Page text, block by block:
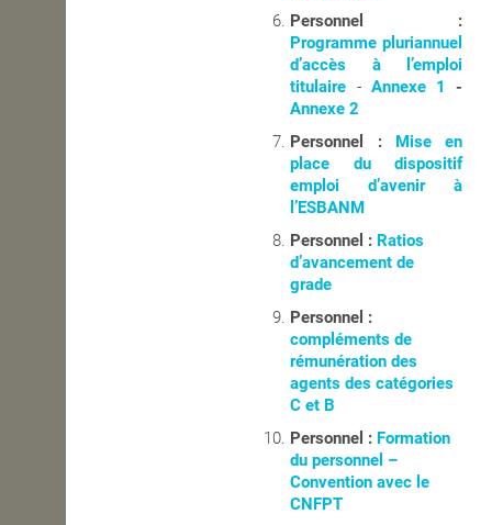
Personnel :
Programme pluriannuel
d’accès à l’emploi
titulaire - Annexe 1-
Annexe 2
Personnel :
Mise en
place du dispositif
emploi d’avenir à
l’ESBANM
Personnel : Ratios
d’avancement de
grade
Personnel :
compléments de
rémunération des
agents des catégories
C et B
Personnel : Formation
du personnel –
Convention avec le
CNFPT